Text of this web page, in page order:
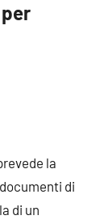
la
di
di un